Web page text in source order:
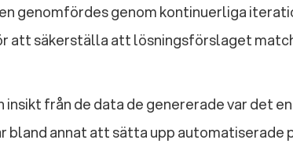
genomfördes genom kontinuerliga
att säkerställa att lösningsförslaget
från de data de genererade var det
bland annat att sätta upp automatiserade